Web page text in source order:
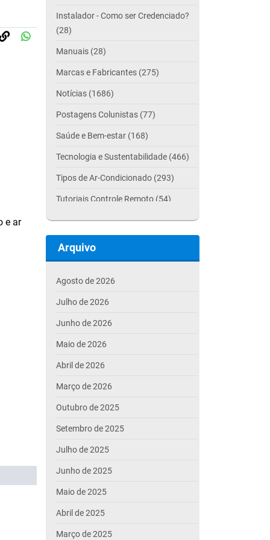
e ar
Instalador - Como ser Credenciado?
(28)
Manuais (28)
Marcas e Fabricantes (275)
Notícias (1686)
Postagens Colunistas (77)
Saúde e Bem-estar (168)
Tecnologia e Sustentabilidade (466)
Tipos de Ar-Condicionado (293)
Tutoriais Controle Remoto (54)
Arquivo
Agosto de 2026
Julho de 2026
Junho de 2026
Maio de 2026
Abril de 2026
Março de 2026
Outubro de 2025
Setembro de 2025
Julho de 2025
Junho de 2025
Maio de 2025
Abril de 2025
Março de 2025